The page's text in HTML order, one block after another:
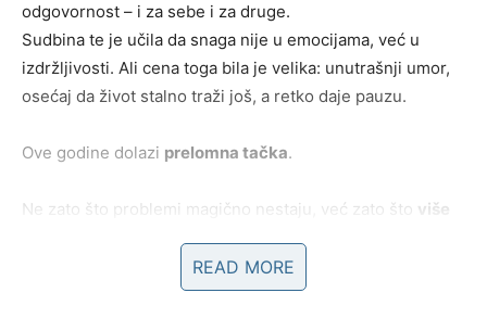
odgovornost – i za sebe i za druge.
Sudbina te je učila da snaga nije u emocijama, već u
izdržljivosti. Ali cena toga bila je velika: unutrašnji umor,
osećaj da život stalno traži još, a retko daje pauzu.
Ove godine dolazi prelomna tačka.
Ne zato što problemi magično nestaju, već zato što više
si. I karma sada zatvara krug.READ MORE